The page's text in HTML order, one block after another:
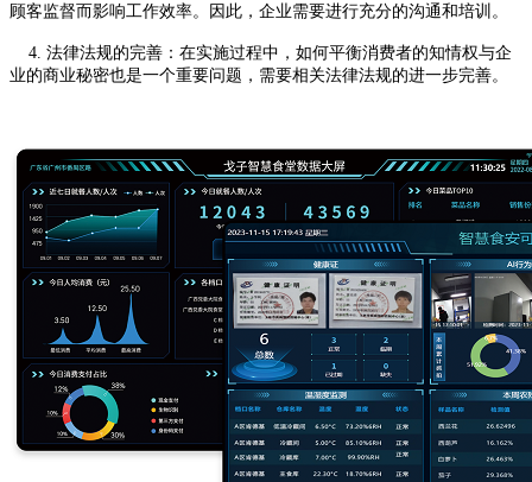
顾客监督而影响工作效率。因此，企业需要进行充分的沟通和培训。
4. 法律法规的完善：在实施过程中，如何平衡消费者的知情权与企
业的商业秘密也是一个重要问题，需要相关法律法规的进一步完善。